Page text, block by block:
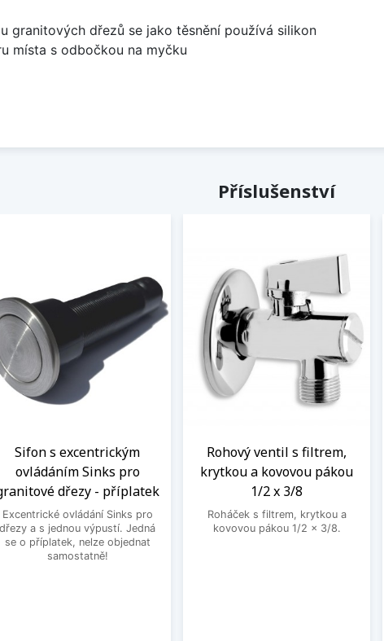
granitových dřezů se jako těsnění používá silikon
místa s odbočkou na myčku
Příslušenství
Sifon s excentrickým
ovládáním Sinks pro
dřezy - příplatek
Excentrické ovládání Sinks pro
dřezy a s jednou výpustí. Jedná
se o příplatek, nelze objednat
samostatně!
Rohový ventil s filtrem,
krytkou a kovovou pákou
1/2 x 3/8
Roháček s filtrem, krytkou a
kovovou pákou 1/2 x 3/8.